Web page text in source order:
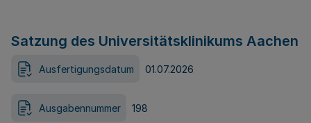
Satzung des Universitätsklinikums Aachen
Ausfertigungsdatum 01.07.2026
Ausgabennummer 198